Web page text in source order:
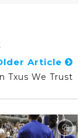
Article
Txus We Trust